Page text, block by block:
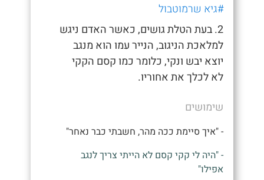
#גיא שרמוטבול
2. בעת הטלת גושים, כאשר האדם ניגש
למלאכת הניגוב, הנייר עמו הוא מנגב
יוצא יבש ונקי, כלומר כמו קסם הקקי
לא לכלך את אחוריו.
שימושים
- "איך סיימת ככה מהר, חשבתי כבר נאחר"
- "היה לי קקי קסם לא הייתי צריך לנגב
אפילו"